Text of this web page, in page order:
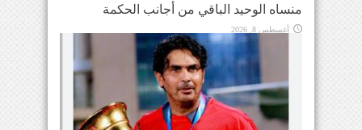
منساه الوحيد الباقي من أجانب الحكمة
أغسطس 8, 2026